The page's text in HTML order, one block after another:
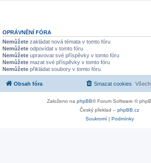
OPRÁVNĚNÍ FÓRA
Nemůžete zakládat nová témata v tomto fóru
Nemůžete odpovídat v tomto fóru
Nemůžete upravovat své příspěvky v tomto fóru
Nemůžete mazat své příspěvky v tomto fóru
Nemůžete přikládat soubory v tomto fóru
Obsah fóra Smazat cookies
Založeno na phpBB® Forum Software ©
Český překlad – phpBB.cz
Soukromí| Podmínky